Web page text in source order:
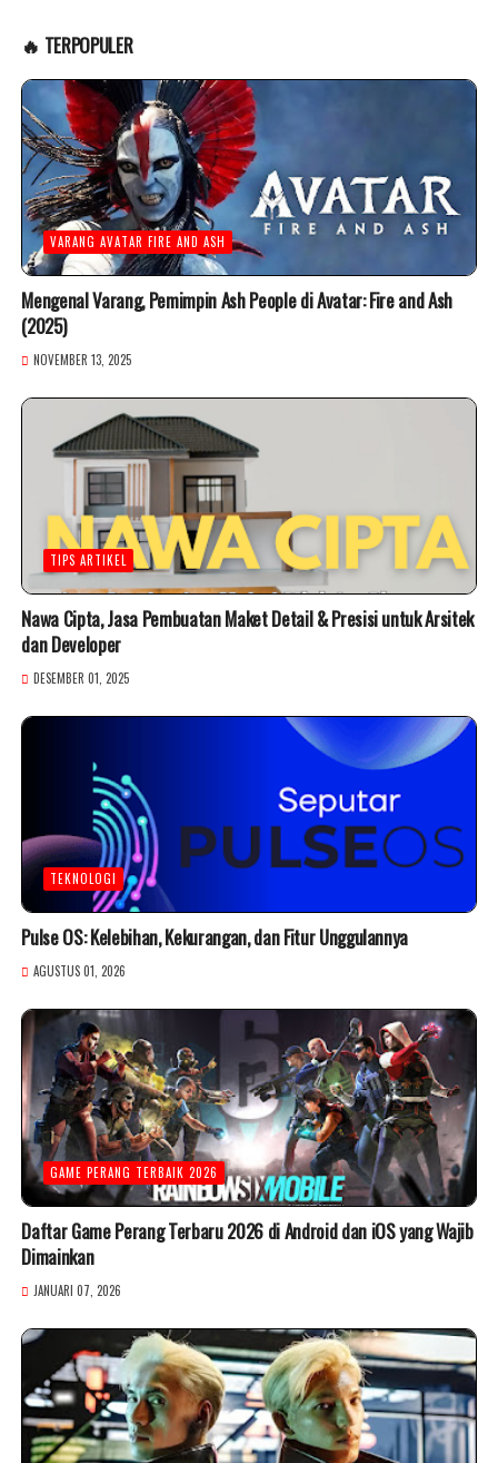
🔥 TERPOPULER
VARANG AVATAR FIRE AND ASH
Mengenal Varang, Pemimpin Ash People di Avatar: Fire and Ash
(2025)
NOVEMBER 13, 2025
TIPS ARTIKEL
Nawa Cipta, Jasa Pembuatan Maket Detail & Presisi untuk Arsitek
dan Developer
DESEMBER 01, 2025
TEKNOLOGI
Pulse OS: Kelebihan, Kekurangan, dan Fitur Unggulannya
AGUSTUS 01, 2026
GAME PERANG TERBAIK 2026
Daftar Game Perang Terbaru 2026 di Android dan iOS yang Wajib
Dimainkan
JANUARI 07, 2026